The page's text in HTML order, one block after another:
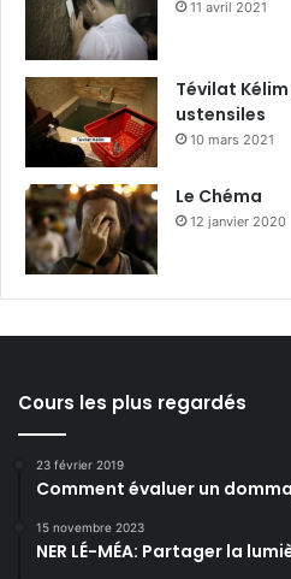
11 avril 2021
Tévilat Kélim
ustensiles
10 mars 2021
Le Chéma
12 janvier 2020
Cours les plus regardés
23 février 2019
Comment évaluer un
15 novembre 2023
NER LÉ-MÉA: Partager la